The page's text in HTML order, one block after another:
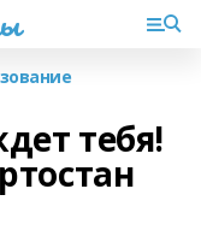
тебя!